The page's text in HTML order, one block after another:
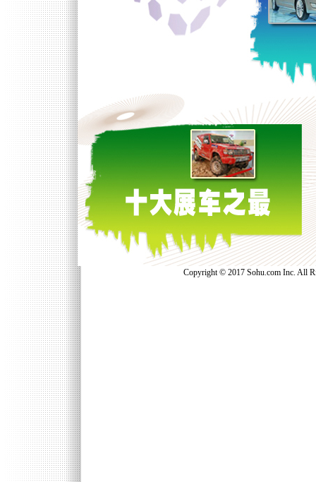
Copyright © 2017 Sohu.com Inc. All